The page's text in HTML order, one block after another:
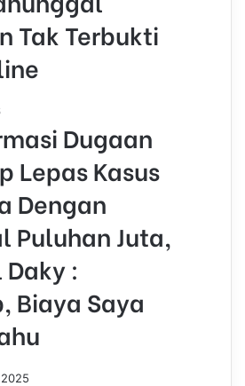
Tak Terbukti
Dugaan
Lepas Kasus
Dengan
Puluhan Juta,
:
Biaya Saya